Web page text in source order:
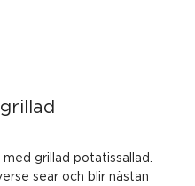
grillad potatissallad.
sear och blir nästan